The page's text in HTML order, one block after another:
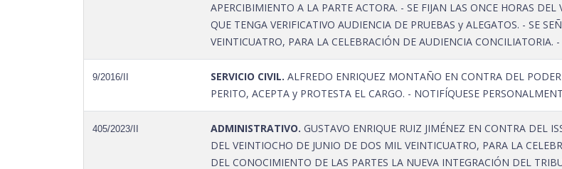
APERCIBIMIENTO A LA PARTE ACTORA. - SE FIJAN LAS ONCE HORAS
QUE TENGA VERIFICATIVO AUDIENCIA DE PRUEBAS y ALEGATOS. - SE
VEINTICUATRO, PARA LA CELEBRACIÓN DE AUDIENCIA CONCILIATORIA.
9/2016/II SERVICIO CIVIL. ALFREDO ENRIQUEZ MONTAÑO EN CONTRA DEL
PERITO, ACEPTA y PROTESTA EL CARGO. - NOTIFÍQUESE
405/2023/II ADMINISTRATIVO. GUSTAVO ENRIQUE RUIZ JIMÉNEZ EN CONTRA DEL
DEL VEINTIOCHO DE JUNIO DE DOS MIL VEINTICUATRO, PARA LA
DEL CONOCIMIENTO DE LAS PARTES LA NUEVA INTEGRACIÓN DEL